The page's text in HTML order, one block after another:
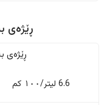
ڕێژەى
ڕێژەى
6.6 لیتر/١٠٠ کم